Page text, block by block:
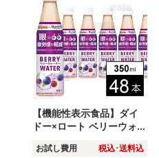
【機能性表示食品】ダイ
ドー×ロート ベリーウォー
お試し費用 税込･送料込